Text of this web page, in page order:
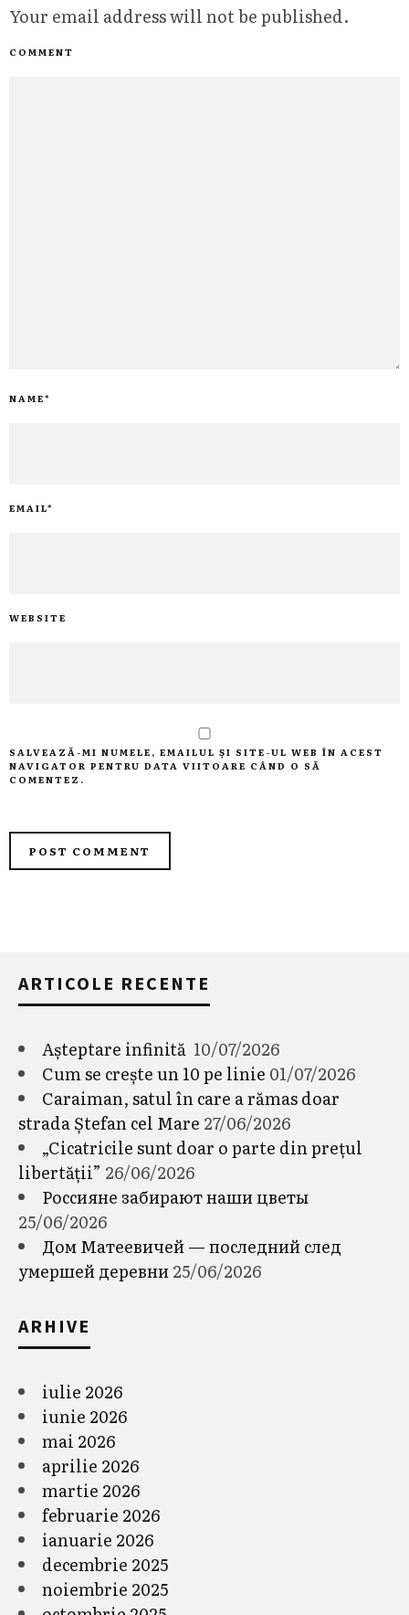
Your email address will not be published.
COMMENT
NAME*
EMAIL*
WEBSITE
SALVEAZĂ-MI NUMELE, EMAILUL ȘI SITE-UL WEB ÎN ACEST
NAVIGATOR PENTRU DATA VIITOARE CÂND O SĂ
COMENTEZ.
ARTICOLE RECENTE
Așteptare infinită 10/07/2026
Cum se crește un 10 pe linie 01/07/2026
Caraiman, satul în care a rămas doar
strada Ștefan cel Mare 27/06/2026
„Cicatricile sunt doar o parte din prețul
libertății” 26/06/2026
Россияне забирают наши цветы
25/06/2026
Дом Матеевичей — последний след
умершей деревни25/06/2026
ARHIVE
iulie 2026
iunie 2026
mai 2026
aprilie 2026
martie 2026
februarie 2026
ianuarie 2026
decembrie 2025
noiembrie 2025